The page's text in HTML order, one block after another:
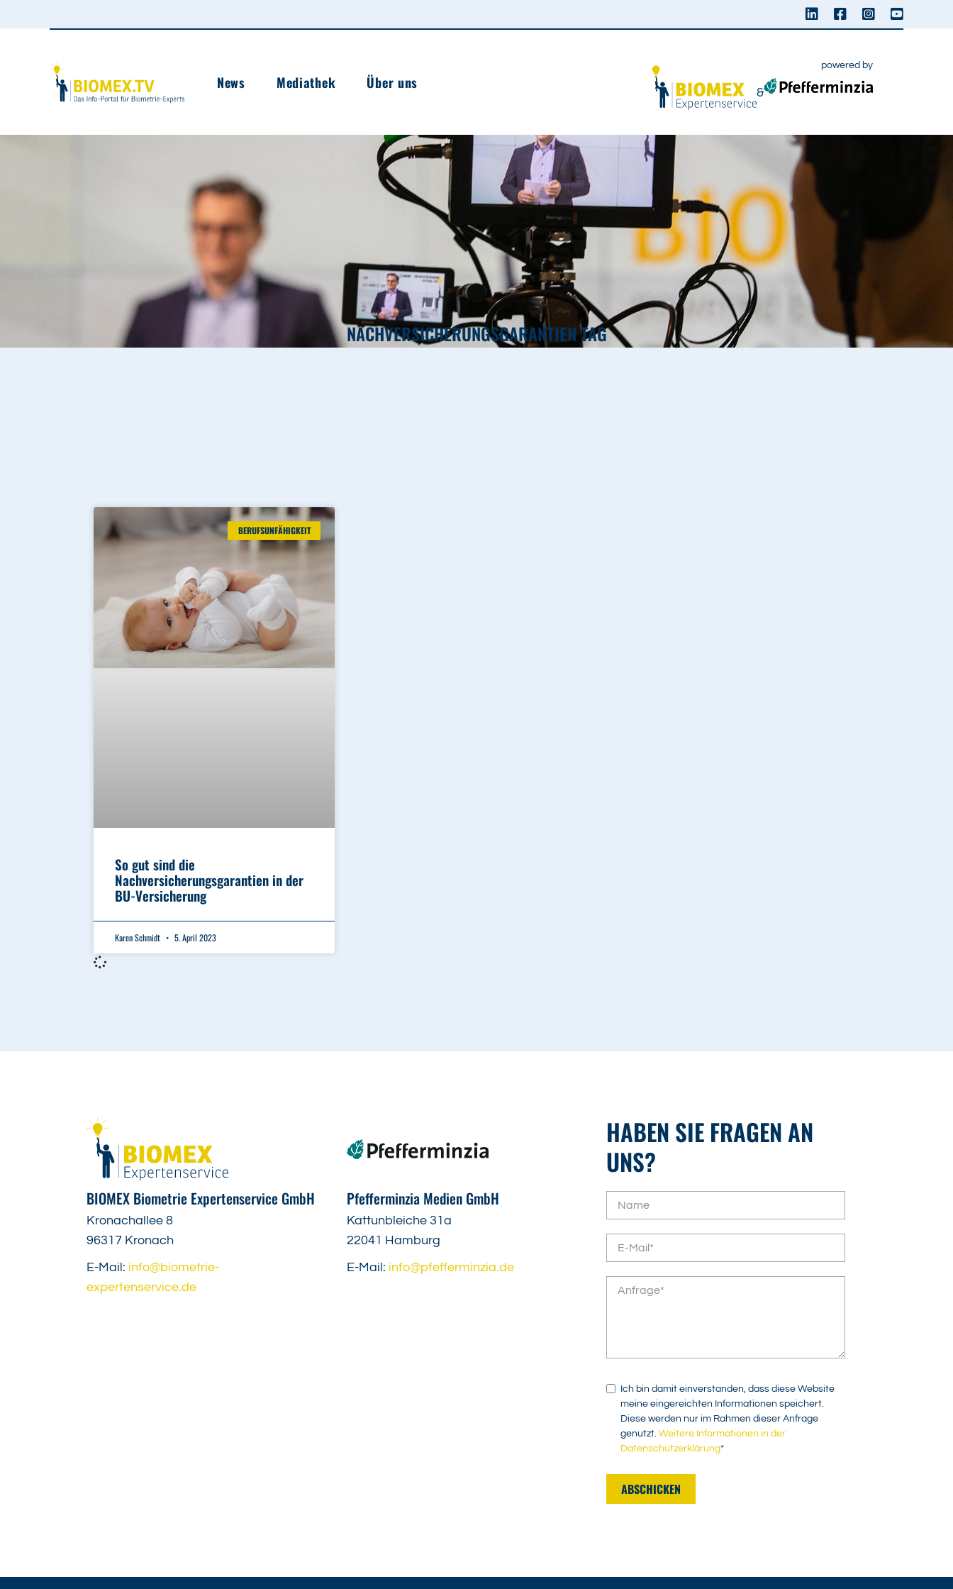
News Mediathek Über uns
powered by
&
NACHVERSICHERUNGSGARANTIEN TAG
BERUFSUNFÄHIGKEIT
So gut sind die
Nachversicherungsgarantien in der
BU-Versicherung
Karen Schmidt 5. April 2023
BIOMEX Biometrie Expertenservice GmbH
Kronachallee 8
96317 Kronach
E-Mail: info@biometrie-
expertenservice.de
Pfefferminzia Medien GmbH
Kattunbleiche 31a
22041 Hamburg
E-Mail: info@pfefferminzia.de
HABEN SIE FRAGEN AN
UNS?
Ich bin damit einverstanden, dass diese Website
meine eingereichten Informationen speichert.
Diese werden nur im Rahmen dieser Anfrage
genutzt.Weitere Informationen in der
Datenschutzerklärung*
ABSCHICKEN